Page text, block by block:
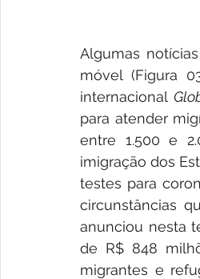
Algumas
móvel (Figura
internacional
para atender
entre 1.500 e
imigração dos
testes para
circunstâncias
anunciou nesta
de R$ 848
migrantes e